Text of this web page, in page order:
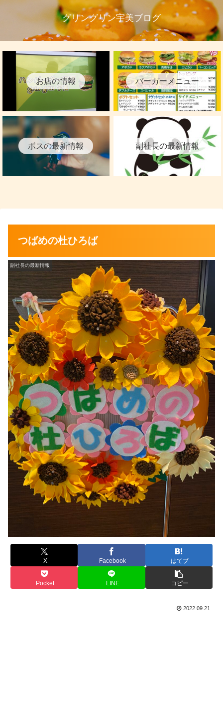
グリングリン宇美ブログ
お店の情報 バーガーメニュー
ボスの最新情報 副社長の最新情報
つばめの杜ひろば
副社長の最新情報
X Facebook はてブ
Pocket LINE コピー
2022.09.21